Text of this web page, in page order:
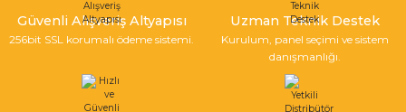
Güvenli Alışveriş Altyapısı
256bit SSL korumalı ödeme sistemi.
Uzman Teknik Destek
Kurulum, panel seçimi ve sistem
danışmanlığı.